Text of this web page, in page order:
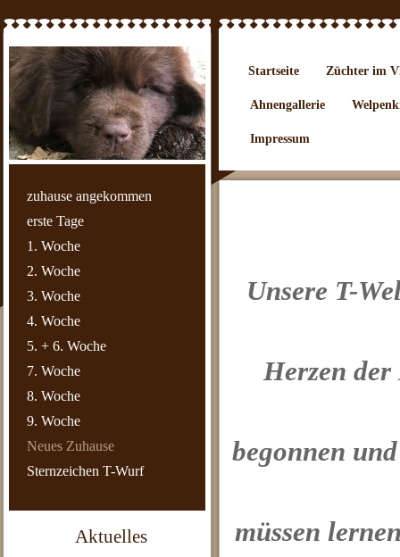
zuhause angekommen
erste Tage
1. Woche
2. Woche
3. Woche
4. Woche
5. + 6. Woche
7. Woche
8. Woche
9. Woche
Neues Zuhause
Sternzeichen T-Wurf
Aktuelles
Startseite Züchter im
Ahnengallerie
Impressum
Unsere T-
Herzen
begonnen
müssen